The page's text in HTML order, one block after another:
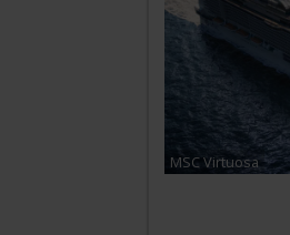
MSC Virtuosa